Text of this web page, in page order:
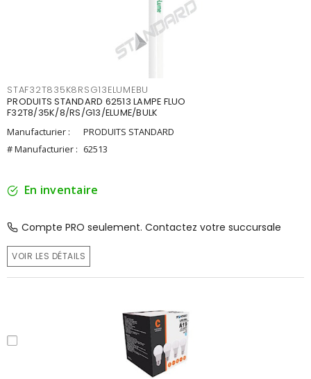
STAF32T835K8RSG13ELUMEBU
PRODUITS STANDARD 62513 LAMPE FLUO
F32T8/35K/8/RS/G13/ELUME/BULK
Manufacturier :
PRODUITS STANDARD
# Manufacturier : 62513
En inventaire
Compte PRO seulement. Contactez votre succursale
VOIR LES DÉTAILS